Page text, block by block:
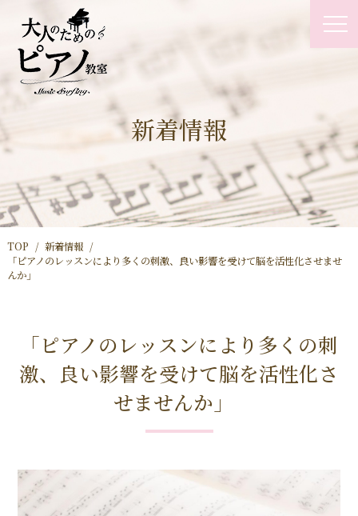
新着情報
TOP
新着情報
「ピアノのレッスンにより多くの刺激、良い影響を受けて脳を活性化させませ
んか」
「ピアノのレッスンにより多くの刺
激、良い影響を受けて脳を活性化さ
せませんか」